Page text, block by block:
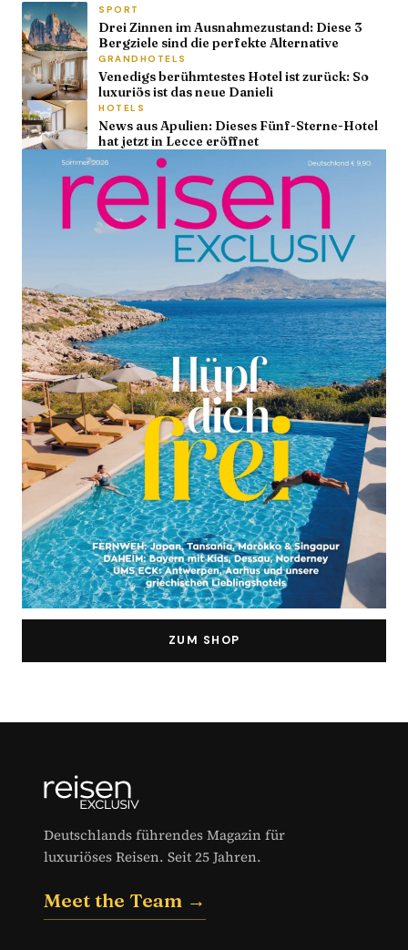
ZUM SHOP
SPORT
Drei Zinnen im Ausnahmezustand: Diese 3
Bergziele sind die perfekte Alternative
GRANDHOTELS
Venedigs berühmtestes Hotel ist zurück: So
luxuriös ist das neue Danieli
HOTELS
News aus Apulien: Dieses Fünf-Sterne-Hotel
hat jetzt in Lecce eröffnet
Deutschlands führendes Magazin für
luxuriöses Reisen. Seit 25 Jahren.
Meet the Team →